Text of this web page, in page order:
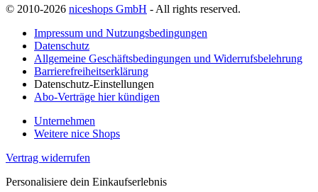
© 2010-2026 niceshops GmbH - All rights reserved.
Impressum und Nutzungsbedingungen
Datenschutz
Allgemeine Geschäftsbedingungen und Widerrufsbelehrung
Barrierefreiheitserklärung
Datenschutz-Einstellungen
Abo-Verträge hier kündigen
Unternehmen
Weitere nice Shops
Vertrag widerrufen
Personalisiere dein Einkaufserlebnis